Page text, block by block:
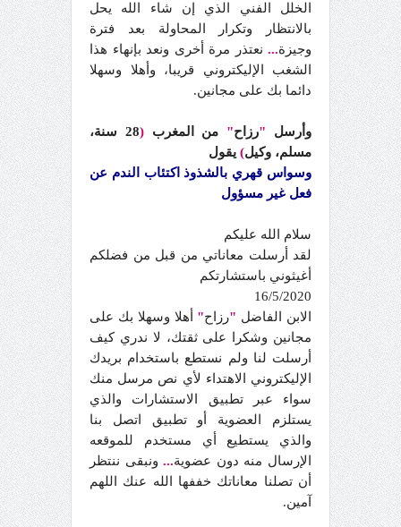
الخلل الفني الذي إن شاء الله يحل
بالانتظار وتكرار المحاولة بعد فترة
وجيزة... نعتذر مرة أخرى ونعد بإنهاء هذا
الشغب الإليكتروني قريبا، وأهلا وسهلا
دائما بك على مجانين.
وأرسل "رزاح" من المغرب (
28 سنة،
مسلم، وكيل) يقول
وسواس قهري بالشذوذ اكتئاب الندم عن
فعل غير مسؤول
سلام الله عليكم
لقد أرسلت معاناتي من قبل من فضلكم
أغيثوني باستشارتكم
16/5/2020
الابن الفاضل "رزاح" أهلا وسهلا بك على
مجانين وشكرا على ثقتك، لا ندري كيف
أرسلت لنا ولم نستطع باستخدام بريدك
الإليكتروني الاهتداء لأي نص مرسل منك
سواء عبر تطبيق الاستشارات والذي
يستلزم العضوية أو تطبيق اتصل بنا
والذي يستطيع أي مستخدم للموقعه
الإرسال منه دون عضوية...ونبقى ننتظر
أن تصلنا معاناتك خففها الله عنك اللهم
آمين.